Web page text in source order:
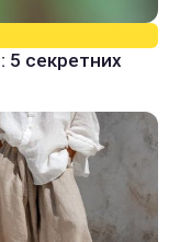
5 секретних